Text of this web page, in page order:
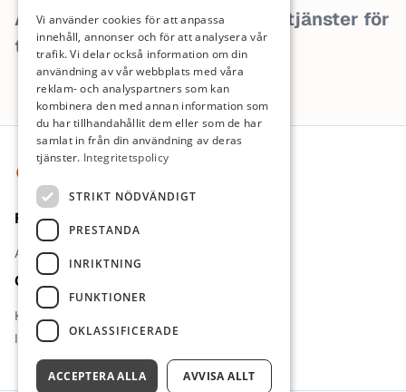
Arbetsgivaren har inga lediga tjänster för
tillfället.
Sidfot
För jobbsökande
Arbetsgivare
Om oss
Kontakt
Integritetspolicy
Vi använder cookies för att anpassa
innehåll, annonser och för att analysera vår
trafik. Vi delar också information om din
användning av vår webbplats med våra
reklam- och analyspartners som kan
kombinera den med annan information som
du har tillhandahållit dem eller som de har
samlat in från din användning av deras
tjänster. Integritetspolicy
STRIKT NÖDVÄNDIGT
PRESTANDA
INRIKTNING
FUNKTIONER
OKLASSIFICERADE
ACCEPTERA ALLA AVVISA ALLT